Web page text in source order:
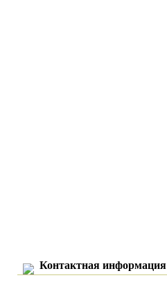
Контактная информация